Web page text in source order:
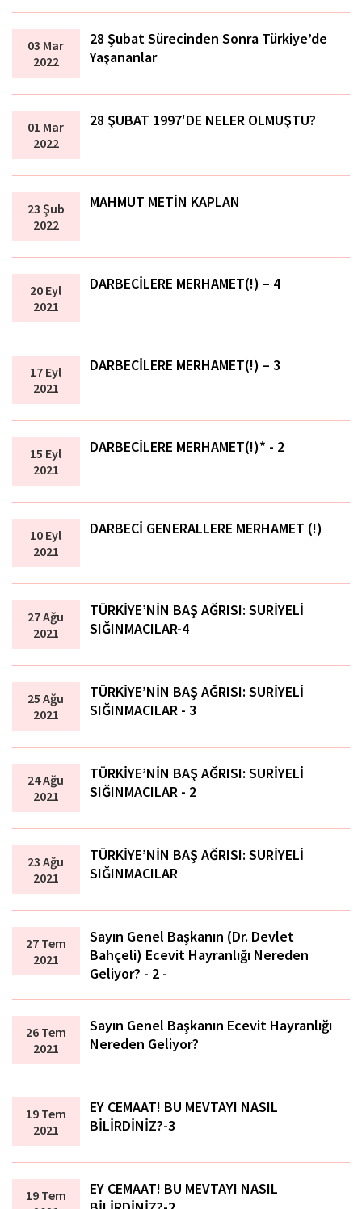
03 Mar
2022
28 Şubat Sürecinden Sonra Türkiye’de
Yaşananlar
01 Mar
2022
28 ŞUBAT 1997'DE NELER OLMUŞTU?
23 Şub
2022
MAHMUT METİN KAPLAN
20 Eyl
2021
DARBECİLERE MERHAMET(!) – 4
17 Eyl
2021
DARBECİLERE MERHAMET(!) – 3
15 Eyl
2021
DARBECİLERE MERHAMET(!)* - 2
10 Eyl
2021
DARBECİ GENERALLERE MERHAMET (!)
27 Ağu
2021
TÜRKİYE’NİN BAŞ AĞRISI: SURİYELİ
SIĞINMACILAR-4
25 Ağu
2021
TÜRKİYE’NİN BAŞ AĞRISI: SURİYELİ
SIĞINMACILAR - 3
24 Ağu
2021
TÜRKİYE’NİN BAŞ AĞRISI: SURİYELİ
SIĞINMACILAR - 2
23 Ağu
2021
TÜRKİYE’NİN BAŞ AĞRISI: SURİYELİ
SIĞINMACILAR
27 Tem
2021
Sayın Genel Başkanın (Dr. Devlet
Bahçeli) Ecevit Hayranlığı Nereden
Geliyor? - 2 -
26 Tem
2021
Sayın Genel Başkanın Ecevit Hayranlığı
Nereden Geliyor?
19 Tem
2021
EY CEMAAT! BU MEVTAYI NASIL
BİLİRDİNİZ?-3
19 Tem
EY CEMAAT! BU MEVTAYI NASIL